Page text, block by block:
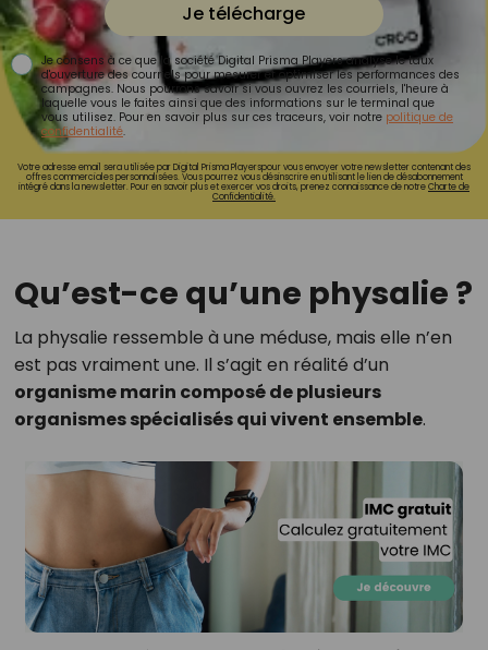
Je télécharge
Je consens à ce que la société Digital Prisma Players analyse le taux
d'ouverture des courriels pour mesurer et optimiser les performances des
campagnes. Nous pourrons savoir si vous ouvrez les courriels, l'heure à
laquelle vous le faites ainsi que des informations sur le terminal que
vous utilisez. Pour en savoir plus sur ces traceurs, voir notre politique de
confidentialité.
Votre adresse email sera utilisée par Digital Prisma Playerspour vous envoyer votre newsletter contenant des
offres commerciales personnalisées. Vous pourrez vous désinscrire en utilisant le lien de désabonnement
intégré dans la newsletter. Pour en savoir plus et exercer vos droits, prenez connaissance de notreCharte de
Confidentialité.
Qu’est-ce qu’une physalie ?
La physalie ressemble à une méduse, mais elle n’en
est pas vraiment une. Il s’agit en réalité d’un
organisme marin composé de plusieurs
organismes spécialisés qui vivent ensemble.